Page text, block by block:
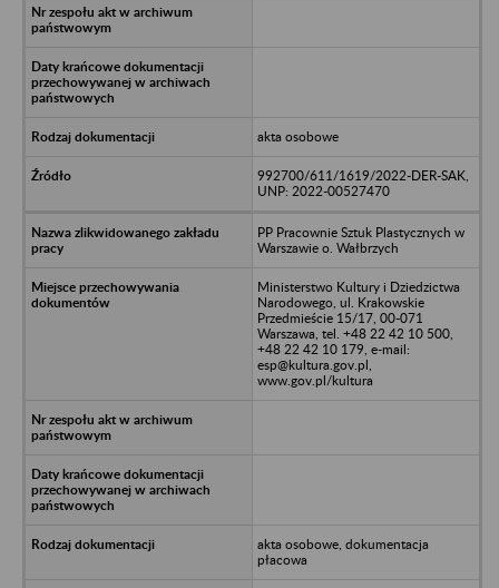
akta osobowe
992700/611/1619/2022-DER-SAK,
UNP: 2022-00527470
PP Pracownie Sztuk Plastycznych w
Warszawie o. Wałbrzych
Ministerstwo Kultury i Dziedzictwa
Narodowego, ul. Krakowskie
Przedmieście 15/17, 00-071
Warszawa, tel. +48 22 42 10 500,
+48 22 42 10 179, e-mail:
esp@kultura.gov.pl,
www.gov.pl/kultura
akta osobowe, dokumentacja
płacowa